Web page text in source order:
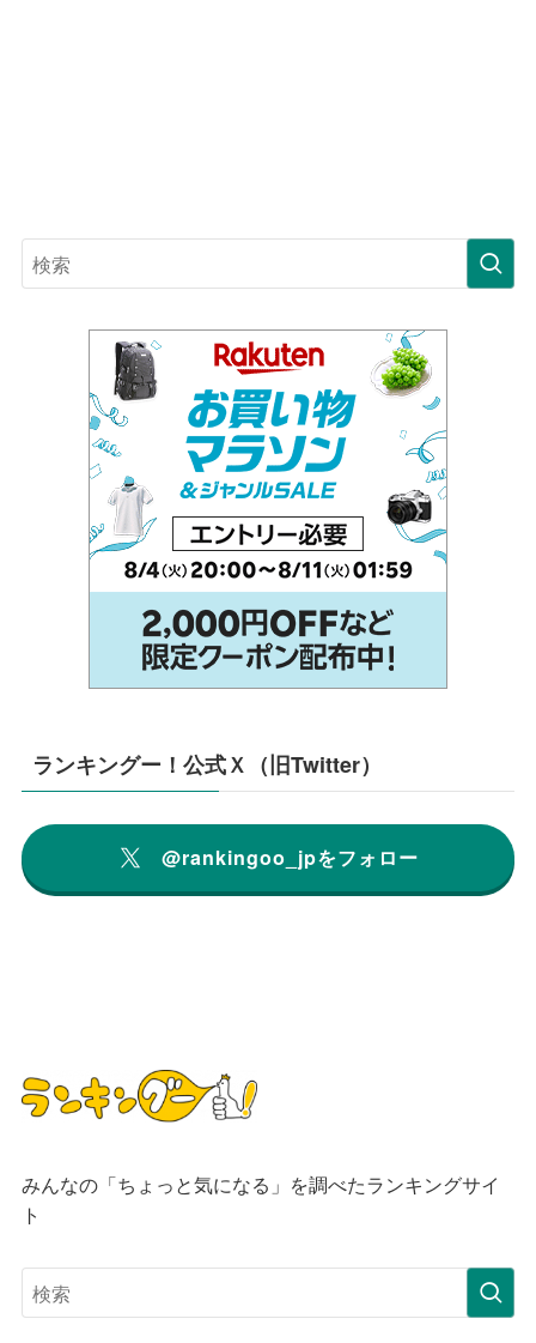
ランキングー！公式Ｘ（旧Twitter）
@rankingoo_jpをフォロー
みんなの「ちょっと気になる」を調べたランキングサイ
ト